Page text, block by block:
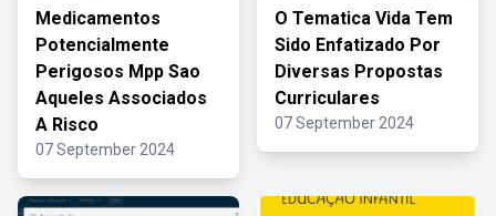
Medicamentos
Potencialmente
Perigosos Mpp Sao
Aqueles Associados
A Risco
07 September 2024
O Tematica Vida Tem
Sido Enfatizado Por
Diversas Propostas
Curriculares
07 September 2024